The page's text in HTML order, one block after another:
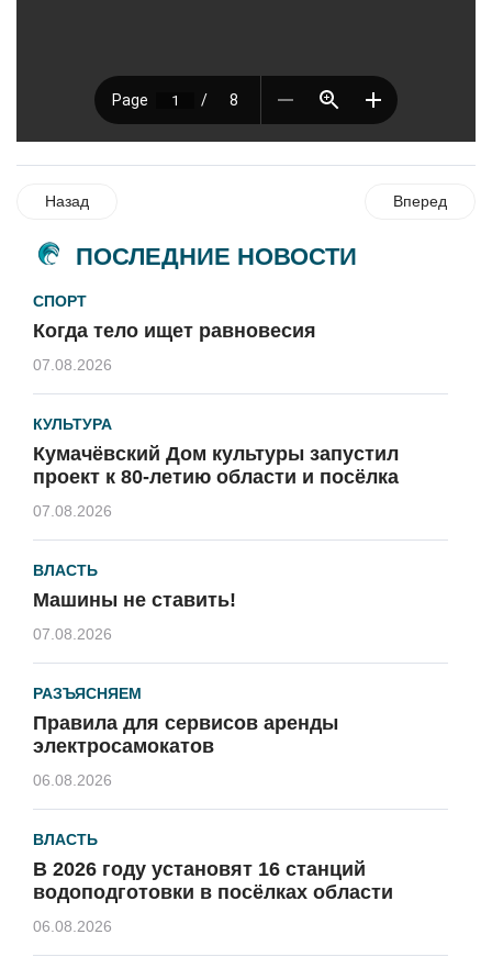
Назад Вперед
ПОСЛЕДНИЕ НОВОСТИ
СПОРТ
Когда тело ищет равновесия
07.08.2026
КУЛЬТУРА
Кумачёвский Дом культуры запустил
проект к 80-летию области и посёлка
07.08.2026
ВЛАСТЬ
Машины не ставить!
07.08.2026
РАЗЪЯСНЯЕМ
Правила для сервисов аренды
электросамокатов
06.08.2026
ВЛАСТЬ
В 2026 году установят 16 станций
водоподготовки в посёлках области
06.08.2026